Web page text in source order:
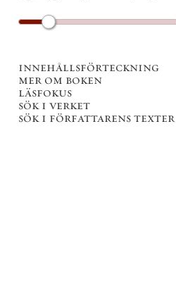
innehållsförteckning
mer om boken
läsfokus
sök i verket
sök i författarens texter